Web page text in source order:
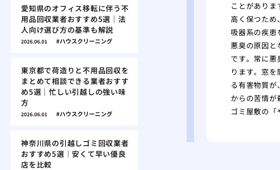
ことがあり
高く保つため
吸器系の疾患
悪臭の原因と
です。常に悪
ります。窓
る有害物質
からの苦情が
ゴミ屋敷の「
愛知県のオフィス移転に伴う不
用品回収業者おすすめ5選｜法
人向け選び方の基準も解説
2026.06.01 ハウスクリーニング
東京都で荷造りと不用品回収を
まとめて相談できる業者おすす
め5選｜忙しい引越しの強い味
方
2026.06.01 ハウスクリーニング
神奈川県の引越しゴミ回収業者
おすすめ5選｜安くて早い優良
店を比較